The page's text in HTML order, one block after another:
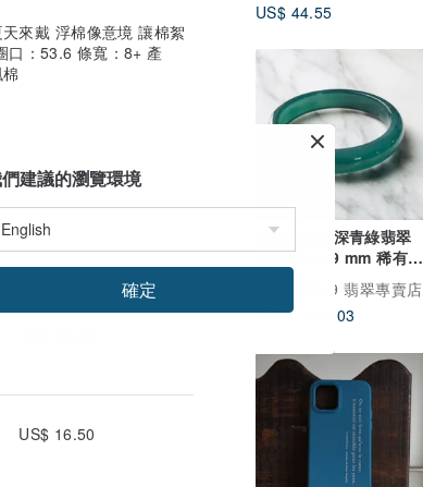
US$ 44.55
瓜地馬拉產深青綠翡翠
半圓鐲 57.9 mm 稀有獨
COCO2019 翡翠專賣店
US$ 1,755.03
能因光線、畫質或硬體
，如有問題請提供錄影
，請在完成訂單的「7天
由買家自行吸收，不能接
請務必確認尺寸，水晶
。
來戴 浮棉像意境 讓棉絮
口：53.6 條寬：8+ 產
US$ 16.50
建議的瀏覽環境
確定